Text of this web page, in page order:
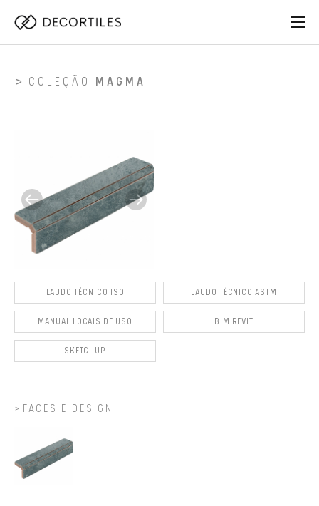
COLEÇÃO MAGMA
LAUDO TÉCNICO ISO LAUDO TÉCNICO ASTM
MANUAL LOCAIS DE USO BIM REVIT
SKETCHUP
FACES E DESIGN